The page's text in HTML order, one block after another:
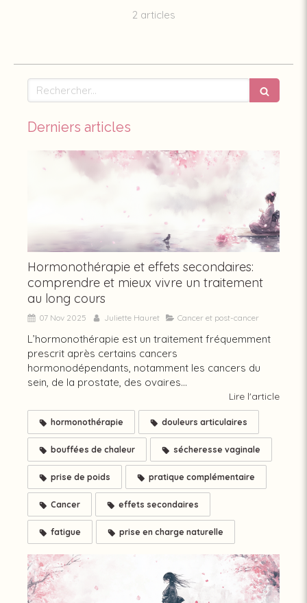
2 articles
Rechercher
Derniers articles
Hormonothérapie et effets secondaires:
comprendre et mieux vivre un traitement
au long cours
07 Nov 2025 Juliette Hauret Cancer et post-cancer
L’hormonothérapie est un traitement fréquemment
prescrit après certains cancers
hormonodépendants, notamment les cancers du
sein, de la prostate, des ovaires...
Lire l'article
hormonothérapie douleurs articulaires
bouffées de chaleur sécheresse vaginale
prise de poids pratique complémentaire
Cancer effets secondaires
fatigue prise en charge naturelle